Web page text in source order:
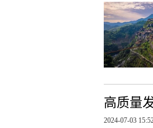
高质量
2024-07-03